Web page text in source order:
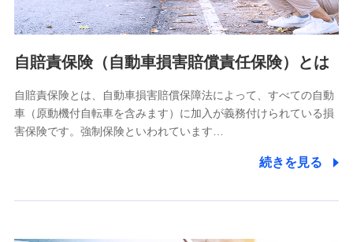
個人情報の第三者提供について
除き、第三者に提供いたしません。
業務の委託
当社は利用目的の達成に必要な範囲内において個人情報の取
自賠責保険（自動車損害賠償責任保険）とは
自賠責保険とは、自動車損害賠償保障法によって、すべての自動
車（原動機付自転車を含みます）に加入が義務付けられている損
害保険です。強制保険といわれています…
続きを見る